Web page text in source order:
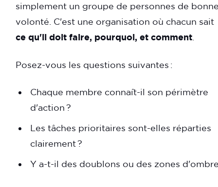
simplement un groupe de personnes de
volonté. C'est une organisation où chacun sait
ce qu'il doit faire, pourquoi, et comment
Posez-vous les questions suivantes :
Chaque membre connaît-il son périmètre
d'action ?
Les tâches prioritaires sont-elles réparties
clairement ?
Y a-t-il des doublons ou des zones